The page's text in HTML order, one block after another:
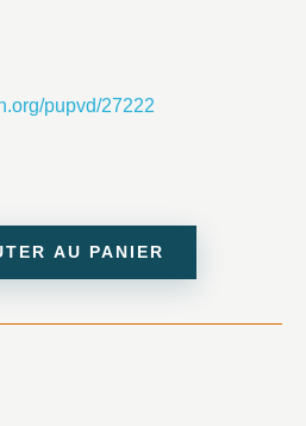
pupvd/27222
AU PANIER